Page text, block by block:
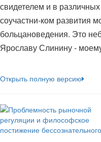
свидетелем и в
соучастни-ком развития
больцановедения. Это
Ярославу Слинину -
Открыть полную версию